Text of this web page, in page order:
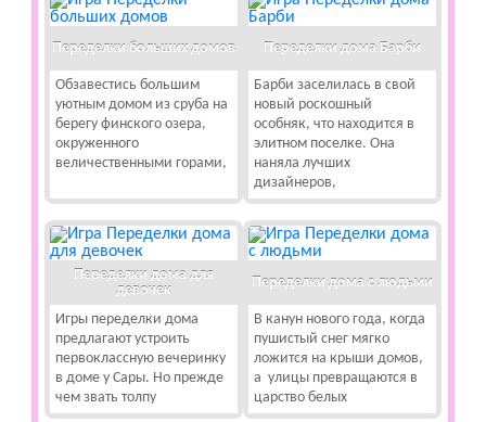
Переделки больших домов
Обзавестись большим
уютным домом из сруба на
берегу финского озера,
окруженного
величественными горами,
Переделки дома Барби
Барби заселилась в свой
новый роскошный
особняк, что находится в
элитном поселке. Она
наняла лучших
дизайнеров,
Переделки дома для
девочек
Игры переделки дома
предлагают устроить
первоклассную вечеринку
в доме у Сары. Но прежде
чем звать толпу
Переделки дома с людьми
В канун нового года, когда
пушистый снег мягко
ложится на крыши домов,
а улицы превращаются в
царство белых